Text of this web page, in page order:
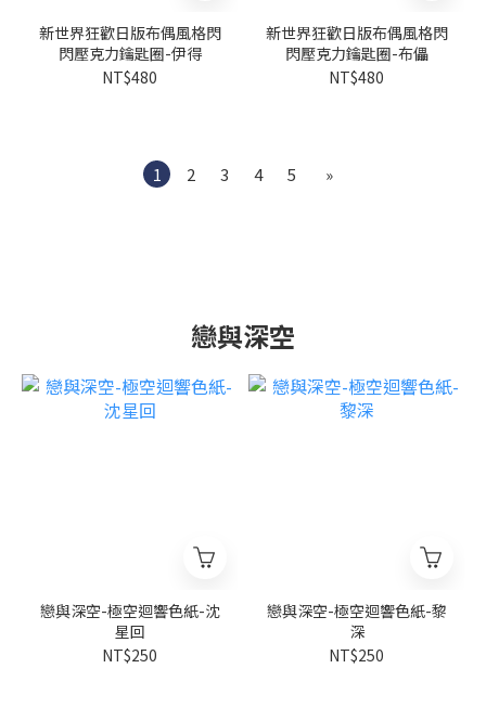
新世界狂歡日版布偶風格閃
閃壓克力鑰匙圈-伊得
NT$480
新世界狂歡日版布偶風格閃
閃壓克力鑰匙圈-布儡
NT$480
1 2 3 4 5 »
戀與深空
戀與深空-極空迴響色紙-沈
星回
NT$250
戀與深空-極空迴響色紙-黎
深
NT$250